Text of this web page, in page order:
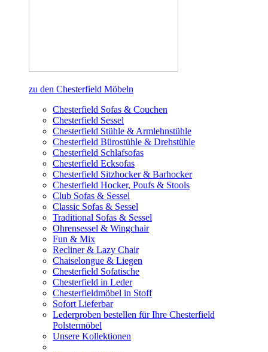
zu den Chesterfield Möbeln
Chesterfield Sofas & Couchen
Chesterfield Sessel
Chesterfield Stühle & Armlehnstühle
Chesterfield Bürostühle & Drehstühle
Chesterfield Schlafsofas
Chesterfield Ecksofas
Chesterfield Sitzhocker & Barhocker
Chesterfield Hocker, Poufs & Stools
Club Sofas & Sessel
Classic Sofas & Sessel
Traditional Sofas & Sessel
Ohrensessel & Wingchair
Fun & Mix
Recliner & Lazy Chair
Chaiselongue & Liegen
Chesterfield Sofatische
Chesterfield in Leder
Chesterfieldmöbel in Stoff
Sofort Lieferbar
Lederproben bestellen für Ihre Chesterfield
Polstermöbel
Unsere Kollektionen